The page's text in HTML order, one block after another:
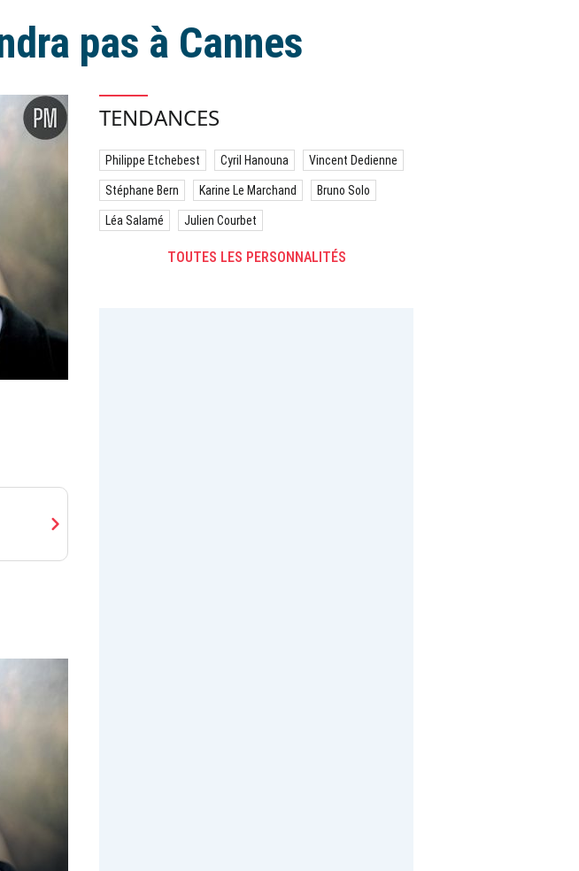
pas à Cannes
chevron_right
TENDANCES
Philippe Etchebest Cyril Hanouna Vincent Dedienne
Stéphane Bern Karine Le Marchand Bruno Solo
Léa Salamé Julien Courbet
TOUTES LES PERSONNALITÉS